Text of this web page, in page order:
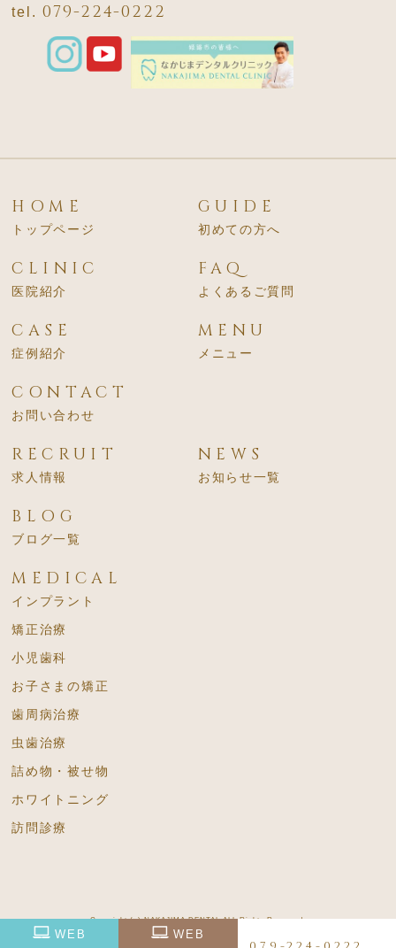
WEB WEB
tel. 079-224-0222
HOME
トップページ
CLINIC
医院紹介
CASE
症例紹介
CONTACT
お問い合わせ
GUIDE
初めての方へ
FAQ
よくあるご質問
MENU
メニュー
RECRUIT
求人情報
NEWS
お知らせ一覧
BLOG
ブログ一覧
MEDICAL
インプラント
矯正治療
小児歯科
お子さまの矯正
歯周病治療
虫歯治療
詰め物・被せ物
ホワイトニング
訪問診療
Copyright (c) NAKAJIMA DENTALALL Rights Reserved.